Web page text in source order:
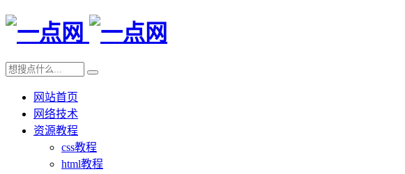
网站首页
网络技术
资源教程
css教程
html教程